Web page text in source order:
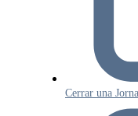
Cerrar una